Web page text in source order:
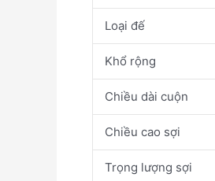
Loại đế
Khổ rộng
Chiều dài cuộn
Chiều cao sợi
Trọng lượng sợi